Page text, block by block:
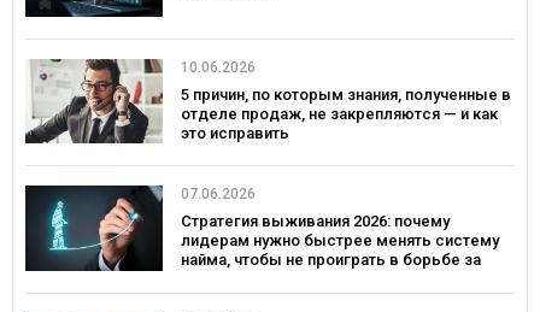
10.06.2026
5 причин, по которым знания, полученные в
отделе продаж, не закрепляются — и как
это исправить
07.06.2026
Стратегия выживания 2026: почему
лидерам нужно быстрее менять систему
найма, чтобы не проиграть в борьбе за